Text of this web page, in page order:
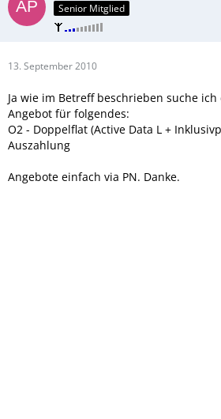
Senior Mitglied
13. September 2010
Ja wie im Betreff beschrieben suche
Angebot für folgendes:
O2 - Doppelflat (Active Data L +
Auszahlung
Angebote einfach via PN. Danke.